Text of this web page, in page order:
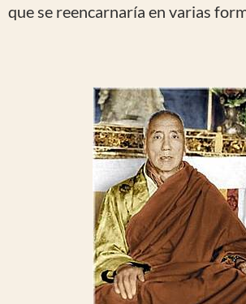
que se reencarnaría en varias